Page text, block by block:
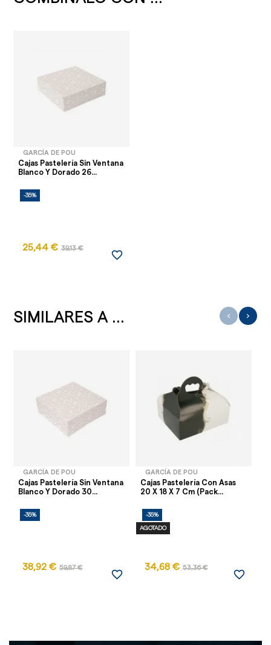
GARCÍA DE POU
Cajas Pastelería Sin Ventana
Blanco Y Dorado 26...
-35%
25,44 € 39,13 €
favorite_border
SIMILARES A ...
GARCÍA DE POU
Cajas Pastelería Sin Ventana
Blanco Y Dorado 30...
-35%
38,92 € 59,87 €
favorite_border
GARCÍA DE POU
Cajas Pastelería Con Asas
20 X 18 X 7 Cm (Pack...
-35%
AGOTADO
34,68 € 53,36 €
favorite_border
‹ ›